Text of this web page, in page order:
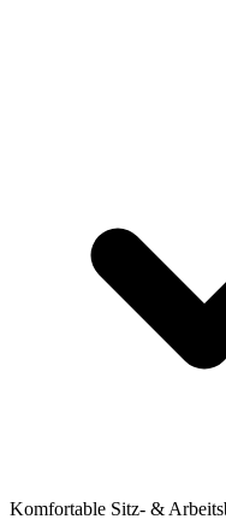
Komfortable Sitz- &